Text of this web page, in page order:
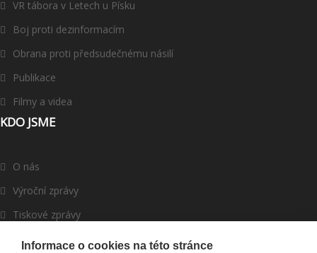
VR tábora v Letech u Písku
Boj proti dezinformacím
Obrana proti předsudečnému násilí
Publikace
Filmy a videa
KDO JSME
O nás
Výroční zprávy
Tiskové zprávy
ROMEA v médiích
Informace o cookies na této stránce